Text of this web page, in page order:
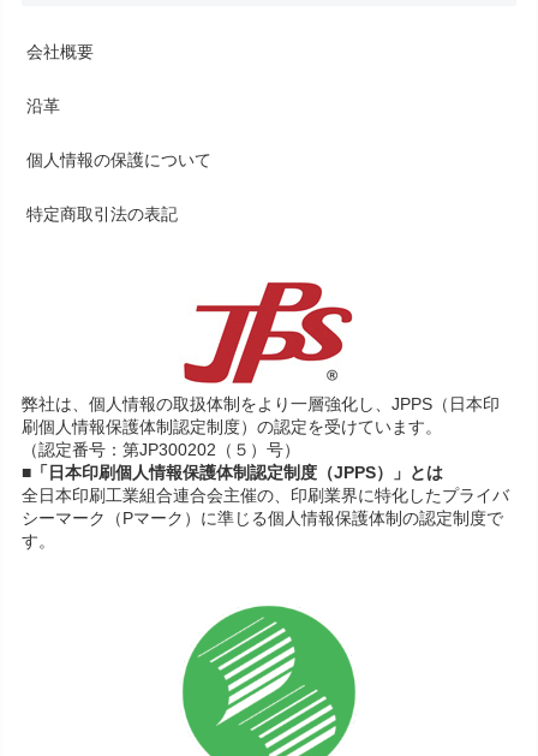
会社概要
沿革
個人情報の保護について
特定商取引法の表記
弊社は、個人情報の取扱体制をより一層強化し、JPPS（日本印
刷個人情報保護体制認定制度）の認定を受けています。
（認定番号：第JP300202（５）号）
■「日本印刷個人情報保護体制認定制度（JPPS）」とは
全日本印刷工業組合連合会主催の、印刷業界に特化したプライバ
シーマーク（Pマーク）に準じる個人情報保護体制の認定制度で
す。